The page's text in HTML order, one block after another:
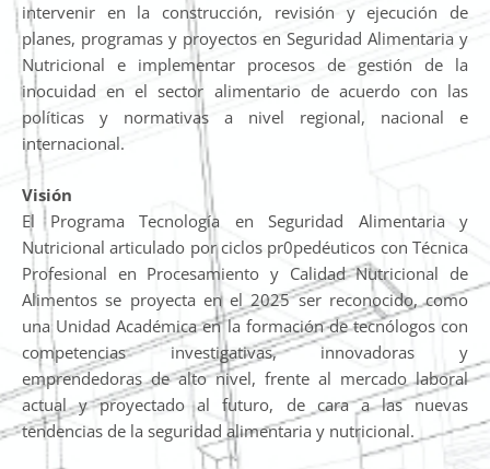
intervenir en la construcción, revisión y ejecución de
planes, programas y proyectos en Seguridad Alimentaria y
Nutricional e implementar procesos de gestión de la
inocuidad en el sector alimentario de acuerdo con las
políticas y normativas a nivel regional, nacional e
internacional.
Visión
El Programa Tecnología en Seguridad Alimentaria y
Nutricional articulado por ciclos pr0pedéuticos con Técnica
Profesional en Procesamiento y Calidad Nutricional de
Alimentos se proyecta en el 2025 ser reconocido, como
una Unidad Académica en la formación de tecnólogos con
competencias investigativas, innovadoras y
emprendedoras de alto nivel, frente al mercado laboral
actual y proyectado al futuro, de cara a las nuevas
tendencias de la seguridad alimentaria y nutricional.